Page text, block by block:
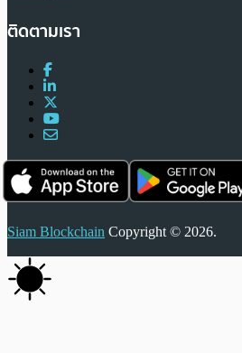
ติดตามเรา
Siam Blockchain Copyright © 2026.